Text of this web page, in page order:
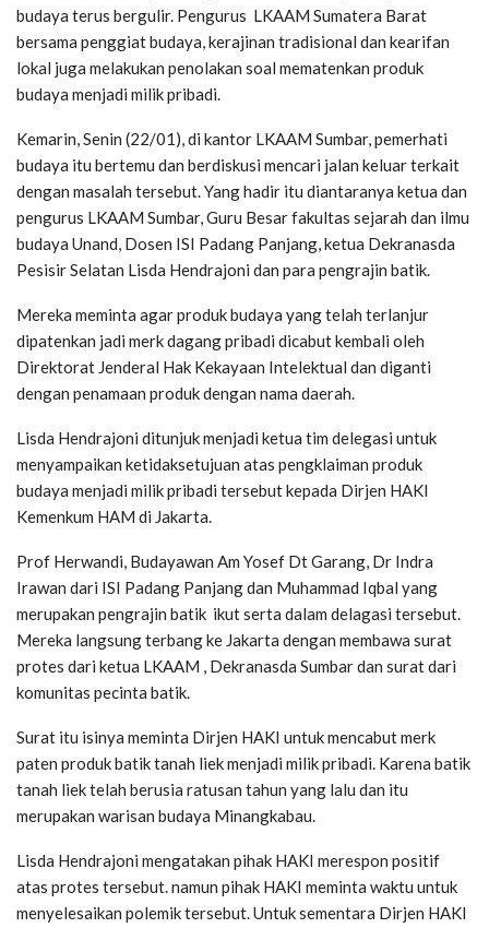
budaya terus bergulir. Pengurus LKAAM Sumatera Barat
bersama penggiat budaya, kerajinan tradisional dan kearifan
lokal juga melakukan penolakan soal mematenkan produk
budaya menjadi milik pribadi.
Kemarin, Senin (22/01), di kantor LKAAM Sumbar, pemerhati
budaya itu bertemu dan berdiskusi mencari jalan keluar terkait
dengan masalah tersebut. Yang hadir itu diantaranya ketua dan
pengurus LKAAM Sumbar, Guru Besar fakultas sejarah dan ilmu
budaya Unand, Dosen ISI Padang Panjang, ketua Dekranasda
Pesisir Selatan Lisda Hendrajoni dan para pengrajin batik.
Mereka meminta agar produk budaya yang telah terlanjur
dipatenkan jadi merk dagang pribadi dicabut kembali oleh
Direktorat Jenderal Hak Kekayaan Intelektual dan diganti
dengan penamaan produk dengan nama daerah.
Lisda Hendrajoni ditunjuk menjadi ketua tim delegasi untuk
menyampaikan ketidaksetujuan atas pengklaiman produk
budaya menjadi milik pribadi tersebut kepada Dirjen HAKI
Kemenkum HAM di Jakarta.
Prof Herwandi, Budayawan Am Yosef Dt Garang, Dr Indra
Irawan dari ISI Padang Panjang dan Muhammad Iqbal yang
merupakan pengrajin batik ikut serta dalam delagasi tersebut.
Mereka langsung terbang ke Jakarta dengan membawa surat
protes dari ketua LKAAM , Dekranasda Sumbar dan surat dari
komunitas pecinta batik.
Surat itu isinya meminta Dirjen HAKI untuk mencabut merk
paten produk batik tanah liek menjadi milik pribadi. Karena batik
tanah liek telah berusia ratusan tahun yang lalu dan itu
merupakan warisan budaya Minangkabau.
Lisda Hendrajoni mengatakan pihak HAKI merespon positif
atas protes tersebut. namun pihak HAKI meminta waktu untuk
menyelesaikan polemik tersebut. Untuk sementara Dirjen HAKI